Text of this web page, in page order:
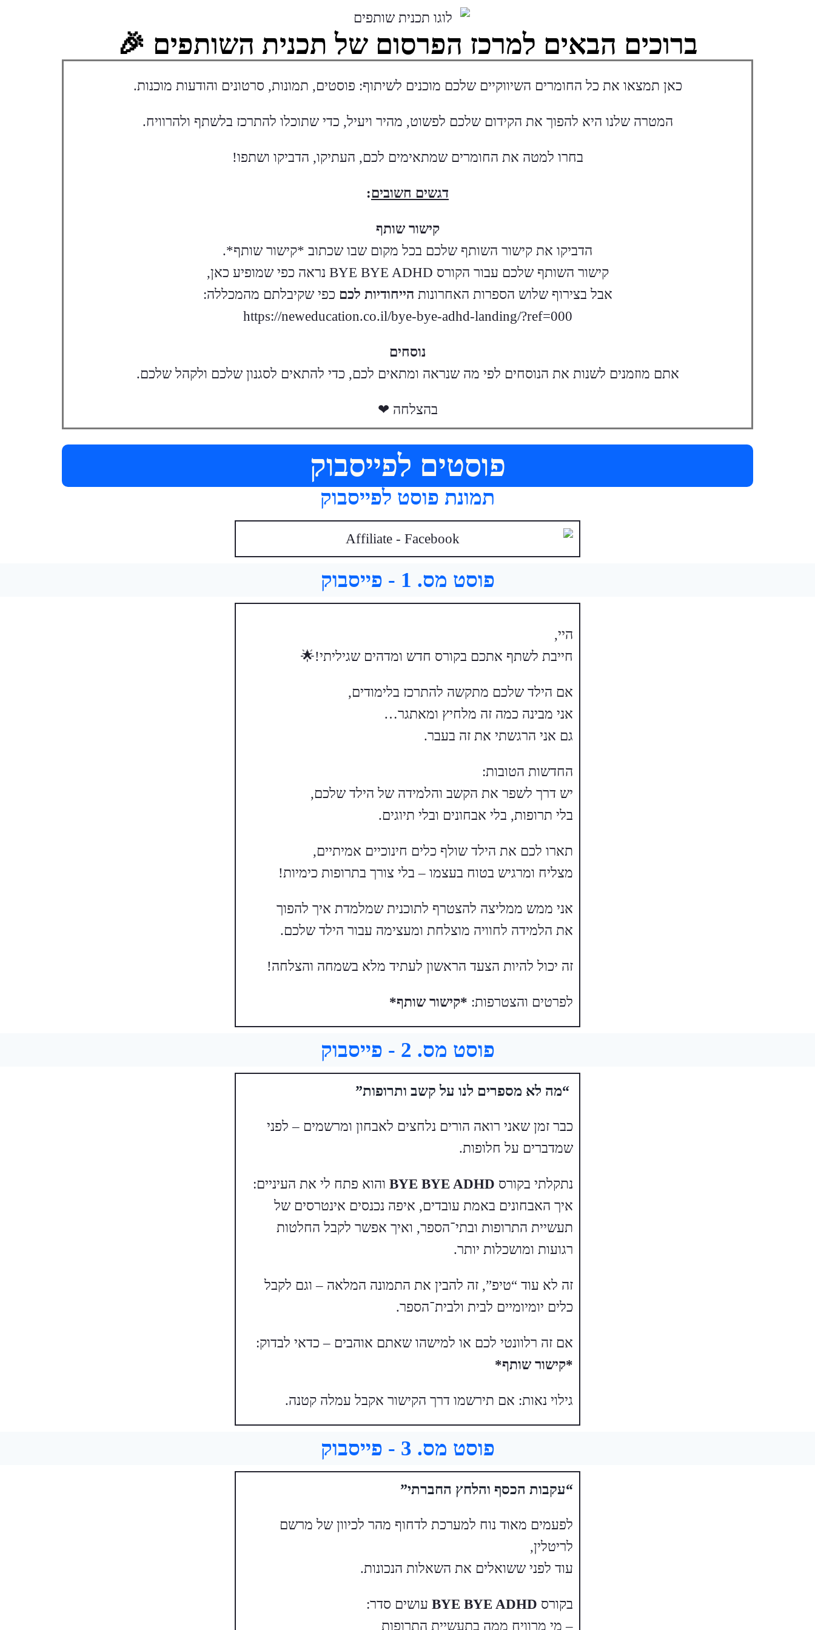
ברוכים הבאים למרכז הפרסום של תכנית השותפים 🎉
כאן תמצאו את כל החומרים השיווקיים שלכם מוכנים לשיתוף: פוסטים, תמונות, סרטונים והודעות מוכנות.
המטרה שלנו היא להפוך את הקידום שלכם לפשוט, מהיר ויעיל, כדי שתוכלו להתרכז בלשתף ולהרוויח.
בחרו למטה את החומרים שמתאימים לכם, העתיקו, הדביקו ושתפו!
דגשים חשובים:
קישור שותף
הדביקו את קישור השותף שלכם בכל מקום שבו שכתוב *קישור שותף*.
קישור השותף שלכם עבור הקורס BYE BYE ADHD נראה כפי שמופיע כאן,
אבל בצירוף שלוש הספרות האחרונות הייחודיות לכם כפי שקיבלתם מהמכללה:
https://neweducation.co.il/bye-bye-adhd-landing/?ref=000
נוסחים
אתם מוזמנים לשנות את הנוסחים לפי מה שנראה ומתאים לכם, כדי להתאים לסגנון שלכם ולקהל שלכם.
בהצלחה ❤
פוסטים לפייסבוק
תמונת פוסט לפייסבוק
פוסט מס. 1 - פייסבוק
היי,
חייבת לשתף אתכם בקורס חדש ומדהים שגיליתי!🌟
אם הילד שלכם מתקשה להתרכז בלימודים,
אני מבינה כמה זה מלחיץ ומאתגר…
גם אני הרגשתי את זה בעבר.
החדשות הטובות:
יש דרך לשפר את הקשב והלמידה של הילד שלכם,
בלי תרופות, בלי אבחונים ובלי תיוגים.
תארו לכם את הילד שולף כלים חינוכיים אמיתיים,
מצליח ומרגיש בטוח בעצמו – בלי צורך בתרופות כימיות!
אני ממש ממליצה להצטרף לתוכנית שמלמדת איך להפוך
את הלמידה לחוויה מוצלחת ומעצימה עבור הילד שלכם.
זה יכול להיות הצעד הראשון לעתיד מלא בשמחה והצלחה!
לפרטים והצטרפות: *קישור שותף*
פוסט מס. 2 - פייסבוק
“מה לא מספרים לנו על קשב ותרופות”
כבר זמן שאני רואה הורים נלחצים לאבחון ומרשמים – לפני
שמדברים על חלופות.
נתקלתי בקורס BYE BYE ADHD והוא פתח לי את העיניים:
איך האבחונים באמת עובדים, איפה נכנסים אינטרסים של
תעשיית התרופות ובתי־הספר, ואיך אפשר לקבל החלטות
רגועות ומושכלות יותר.
זה לא עוד “טיפ”, זה להבין את התמונה המלאה – וגם לקבל
כלים יומיומיים לבית ולבית־הספר.
אם זה רלוונטי לכם או למישהו שאתם אוהבים – כדאי לבדוק:
*קישור שותף*
גילוי נאות: אם תירשמו דרך הקישור אקבל עמלה קטנה.
פוסט מס. 3 - פייסבוק
“עקבות הכסף והלחץ החברתי”
לפעמים מאוד נוח למערכת לדחוף מהר לכיוון של מרשם
לריטלין,
עוד לפני ששואלים את השאלות הנכונות.
בקורס BYE BYE ADHD עושים סדר:
– מי מרוויח ממה בתעשיית התרופות